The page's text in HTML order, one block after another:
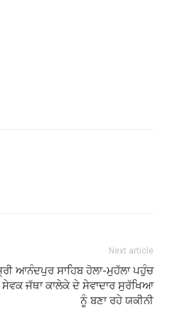
Next article
ਆਨੰਦਪੁਰ ਸਾਹਿਬ ਹੋਲਾ-ਮੁਹੱਲਾ ਪਹੁੰਚ
ਸੇਵਕ ਜੱਥਾ ਕਾਲੇਕੇ ਦੇ ਸੇਵਾਦਾਰ ਸੁਰੱਖਿਆ
ਨੂੰ ਬਣਾ ਰਹੇ ਯਕੀਨੀ